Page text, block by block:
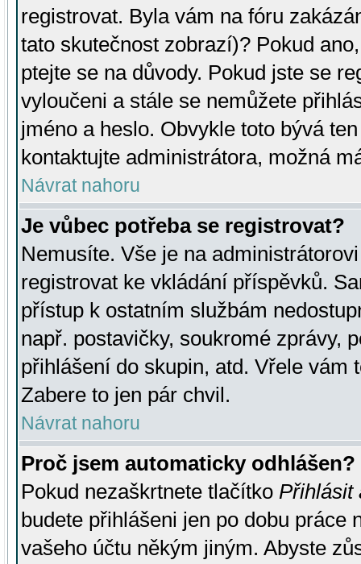
registrovat. Byla vám na fóru
tato skutečnost zobrazí)? Pokud
ptejte se na důvody. Pokud jste se
vyloučeni a stále se nemůžete
jméno a heslo. Obvykle toto bývá
kontaktujte administrátora, možná
Návrat nahoru
Je vůbec potřeba se registrovat?
Nemusíte. Vše je na
registrovat ke vkládání příspěvků.
přístup k ostatním službám
např. postavičky, soukromé zprávy,
přihlášení do skupin, atd. Vřele vám
Zabere to jen pár chvil.
Návrat nahoru
Proč jsem automaticky odhlášen?
Pokud nezaškrtnete tlačítko Přihlásit
budete přihlášeni jen po dobu práce
vašeho účtu někým jiným. Abyste